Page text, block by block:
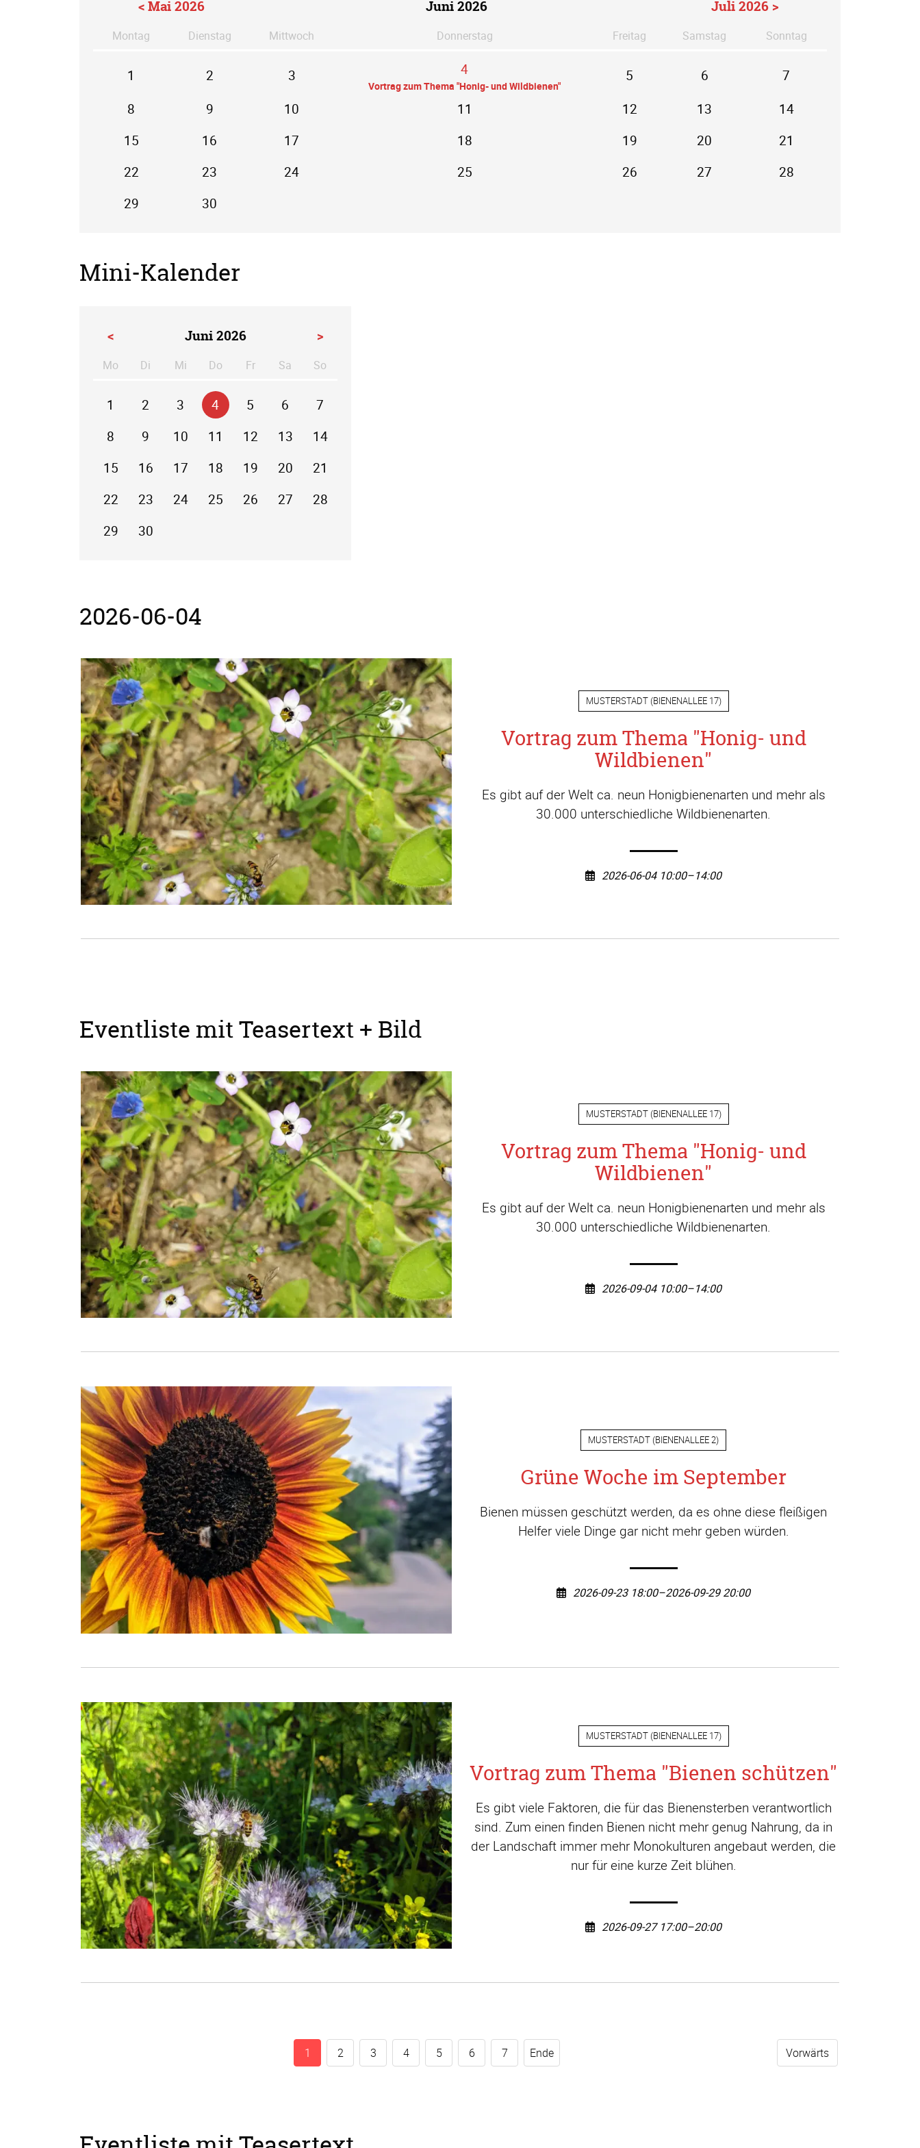
< Mai 2026 Juni 2026 Juli 2026 >
Montag Dienstag Mittwoch Donnerstag Freitag Samstag Sonntag
1 2 3 4
Vortrag zum Thema "Honig- und Wildbienen"
5 6
7
8
9 10 11 12 13
14
15
16 17 18 19 20
21
22
23 24 25 26 27
28
29
30
Mini-Kalender
< Juni 2026 >
Mo ntagDi enstag
Mi ttwoch
Do nnerstag
Fr eitagSa mstag
So
1 2 3 4 5 6
7
8
9 10 11 12 13
14
15
16 17 18 19 20
21
22
23 24 25 26 27
28
29
30
2026-06-04
MUSTERSTADT(BIENENALLEE 17)
Vortrag zum Thema "Honig- und
Wildbienen"
Es gibt auf der Welt ca. neun Honigbienenarten und mehr als
30.000 unterschiedliche Wildbienenarten.
2026-06-04 10:00–14:00
Eventliste mit Teasertext + Bild
MUSTERSTADT(BIENENALLEE 17)
Vortrag zum Thema "Honig- und
Wildbienen"
Es gibt auf der Welt ca. neun Honigbienenarten und mehr als
30.000 unterschiedliche Wildbienenarten.
2026-09-04 10:00–14:00
MUSTERSTADT (BIENENALLEE 2)
Grüne Woche im September
Bienen müssen geschützt werden, da es ohne diese fleißigen
Helfer viele Dinge gar nicht mehr geben würden.
2026-09-23 18:00–2026-09-29 20:00
MUSTERSTADT(BIENENALLEE 17)
Vortrag zum Thema "Bienen schützen"
Es gibt viele Faktoren, die für das Bienensterben verantwortlich
sind. Zum einen finden Bienen nicht mehr genug Nahrung, da in
der Landschaft immer mehr Monokulturen angebaut werden, die
nur für eine kurze Zeit blühen.
2026-09-27 17:00–20:00
Vorwärts
1 2 3 4 5 6 7 Ende